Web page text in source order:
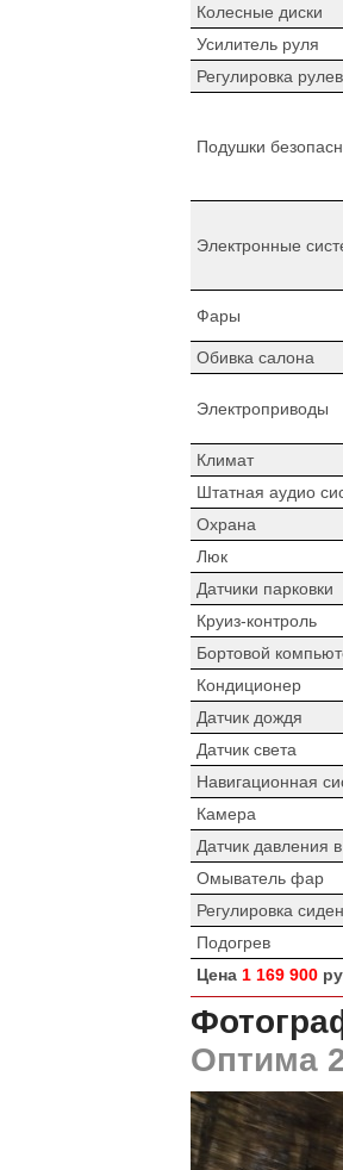
Колесные диски
Усилитель руля
Регулировка
Подушки
Электронные
Фары
Обивка салона
Электроприводы
Климат
Штатная аудио
Охрана
Люк
Датчики парковки
Круиз-контроль
Бортовой
Кондиционер
Датчик дождя
Датчик света
Навигационная
Камера
Датчик давления
Омыватель фар
Регулировка
Подогрев
Цена 1 169 900
Оптима